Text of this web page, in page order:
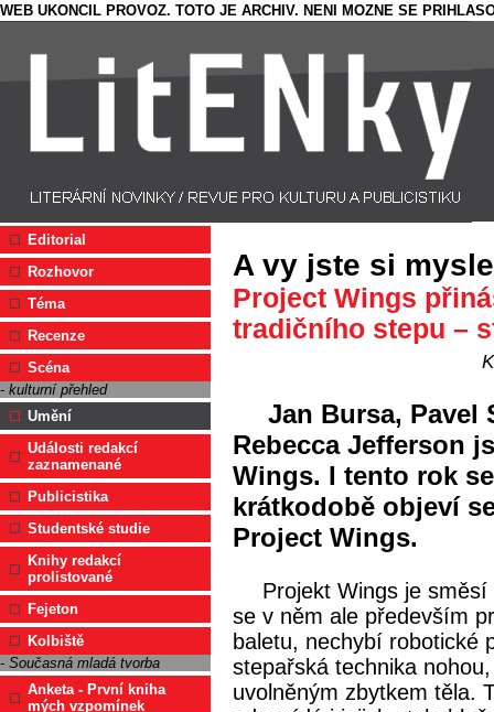
WEB UKONCIL PROVOZ. TOTO JE ARCHIV. NENI MOZNE SE
Editorial
Rozhovor
Téma
Recenze
Scéna
- kulturní přehled
Umění
Události redakcí
zaznamenané
Publicistika
Studentské studie
Knihy redakcí
prolistované
Fejeton
Kolbiště
- Současná mladá tvorba
Anketa - První kniha
mých vzpomínek
A vy jste si
Project Wings
tradičního stepu –
Jan Bursa, Pavel
Rebecca Jefferson
Wings. I tento rok
krátkodobě objeví
Project Wings.
Projekt Wings je
se v něm ale především
baletu, nechybí robotické
stepařská technika
uvolněným zbytkem těla.